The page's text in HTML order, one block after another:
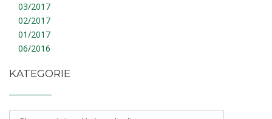
03/2017
02/2017
01/2017
06/2016
KATEGORIE